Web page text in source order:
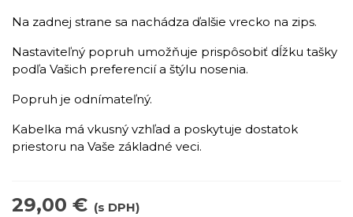
Na zadnej strane sa nachádza ďalšie vrecko na zips.
Nastaviteľný popruh umožňuje prispôsobiť dĺžku tašky
podľa Vašich preferencií a štýlu nosenia.
Popruh je odnímateľný.
Kabelka má vkusný vzhľad a poskytuje dostatok
priestoru na Vaše základné veci.
29,00 € (s DPH)